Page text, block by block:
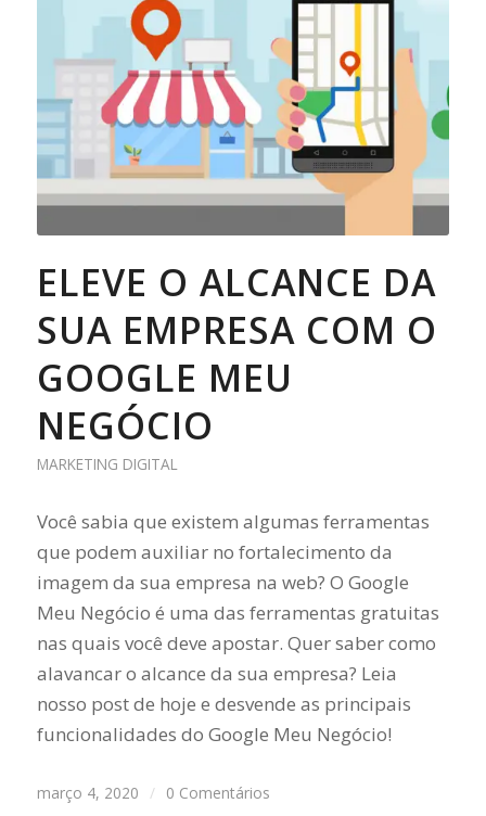
ELEVE O ALCANCE DA
SUA EMPRESA COM O
GOOGLE MEU
NEGÓCIO
MARKETING DIGITAL
Você sabia que existem algumas ferramentas
que podem auxiliar no fortalecimento da
imagem da sua empresa na web? O Google
Meu Negócio é uma das ferramentas gratuitas
nas quais você deve apostar. Quer saber como
alavancar o alcance da sua empresa? Leia
nosso post de hoje e desvende as principais
funcionalidades do Google Meu Negócio!
março 4, 2020 / 0 Comentários